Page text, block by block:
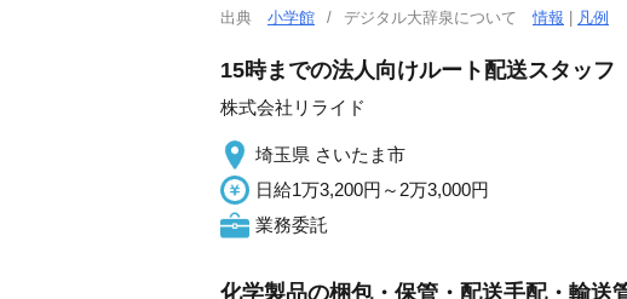
出典 小学館 デジタル大辞泉について情報 凡例
15時までの法人向けルート配送スタッフ
株式会社リライド
埼玉県 さいたま市
日給1万3,200円～2万3,000円
業務委託
化学製品の梱包・保管・配送手配・輸送